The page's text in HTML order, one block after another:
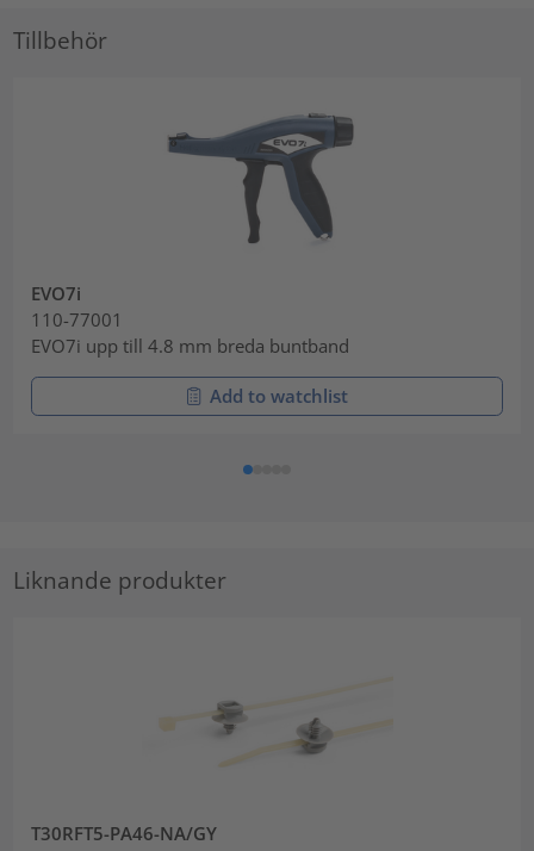
Tillbehör
EVO7i
110-77001
EVO7i upp till 4.8 mm breda buntband
Add to watchlist
Liknande produkter
T30RFT5-PA46-NA/GY